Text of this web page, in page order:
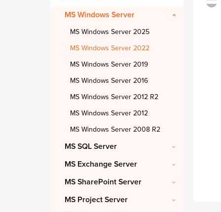
MS Windows Server
MS Windows Server 2025
MS Windows Server 2022
MS Windows Server 2019
MS Windows Server 2016
MS Windows Server 2012 R2
MS Windows Server 2012
MS Windows Server 2008 R2
MS SQL Server
MS Exchange Server
MS SharePoint Server
MS Project Server